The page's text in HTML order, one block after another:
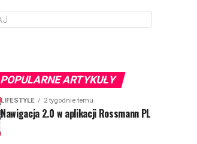
POPULARNE ARTYKUŁY
LIFESTYLE 2 tygodnie temu
Nawigacja 2.0 w aplikacji Rossmann PL